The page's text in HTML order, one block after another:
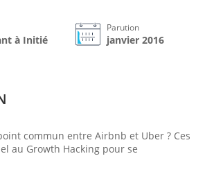
à Initié
Parution
janvier 2016
commun entre Airbnb et Uber ? Ces
au Growth Hacking pour se